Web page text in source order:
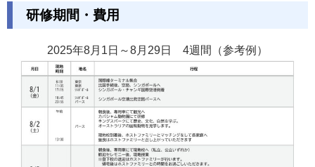
研修期間・費用
2025年8月1日～8月29日 4週間（参考例）